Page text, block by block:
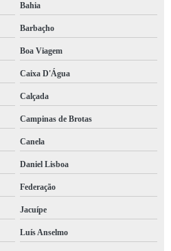
Bahia
Barbaçho
Boa Viagem
Caixa D'Água
Calçada
Campinas de Brotas
Canela
Daniel Lisboa
Federação
Jacuípe
Luís Anselmo